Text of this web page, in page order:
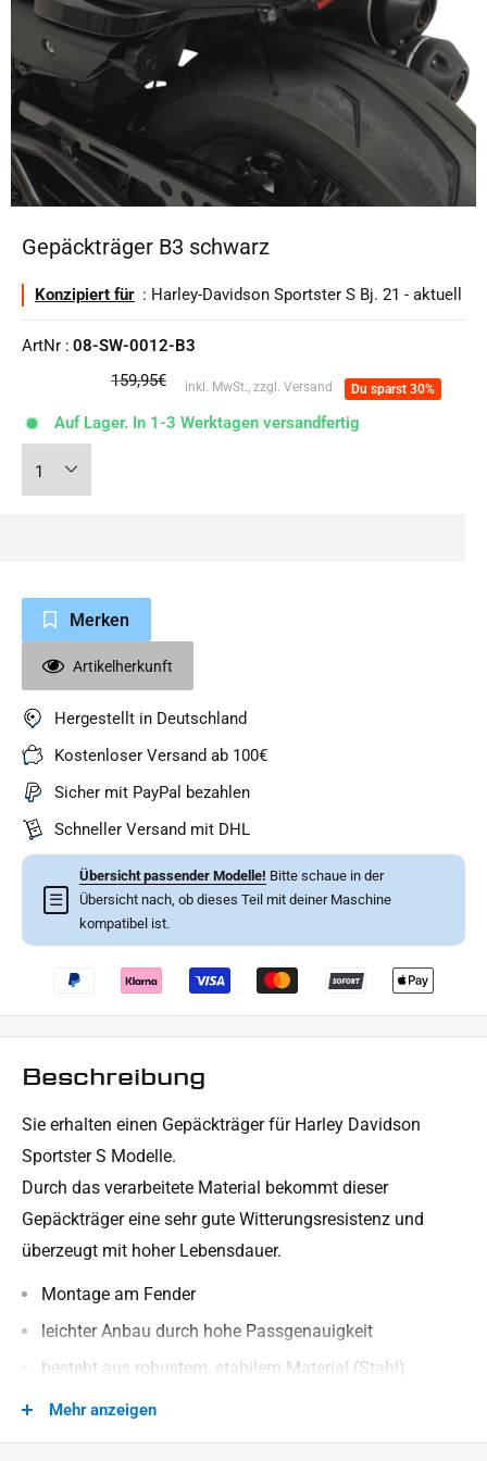
Gepäckträger B3 schwarz
Konzipiert für : Harley-Davidson Sportster S Bj. 21 - aktuell
ArtNr : 08-SW-0012-B3
Normalpreis
159,95€ inkl. MwSt., zzgl. Versand Du sparst 30%
Auf Lager. In 1-3 Werktagen versandfertig
Merken
Artikelherkunft
Hergestellt in Deutschland
Kostenloser Versand ab 100€
Sicher mit PayPal bezahlen
Schneller Versand mit DHL
☰
Übersicht passender Modelle! Bitte schaue in der
Übersicht nach, ob dieses Teil mit deiner Maschine
kompatibel ist.
Beschreibung
Sie erhalten einen Gepäckträger für Harley Davidson
Sportster S Modelle.
Durch das verarbeitete Material bekommt dieser
Gepäckträger eine sehr gute Witterungsresistenz und
überzeugt mit hoher Lebensdauer.
Montage am Fender
leichter Anbau durch hohe Passgenauigkeit
besteht aus robustem, stabilem Material (Stahl)
schwarz pulverbeschichtet
bessere Sicherung und Auflage Ihres Gepäckstückes
Mehr anzeigen